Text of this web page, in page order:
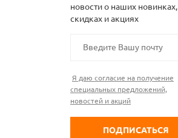
новости о наших новинках,
скидках и акциях
Я даю согласие на получение
специальных предложений,
новостей и акций